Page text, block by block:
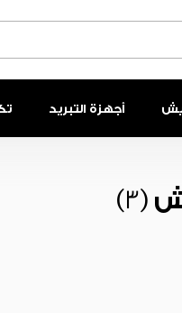
أجهزة التبريد
(3)